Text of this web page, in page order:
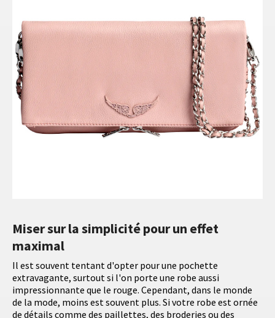
Miser sur la simplicité pour un effet
maximal
Il est souvent tentant d'opter pour une pochette
extravagante, surtout si l'on porte une robe aussi
impressionnante que le rouge. Cependant, dans le monde
de la mode, moins est souvent plus. Si votre robe est ornée
de détails comme des paillettes, des broderies ou des